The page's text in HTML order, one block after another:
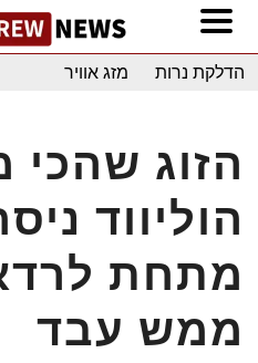
הדלקת נרות מזג אוויר
הזוג
הוליווד
מתחת
ממש עבד